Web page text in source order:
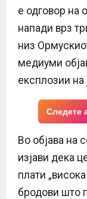
е одговор на
напади врз
низ
медиуми
експлозии на
Следете
Во објава на
изјави дека
плати
бродови што